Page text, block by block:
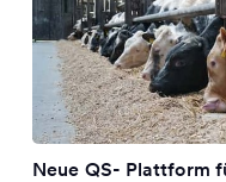
Neue QS- Plattform